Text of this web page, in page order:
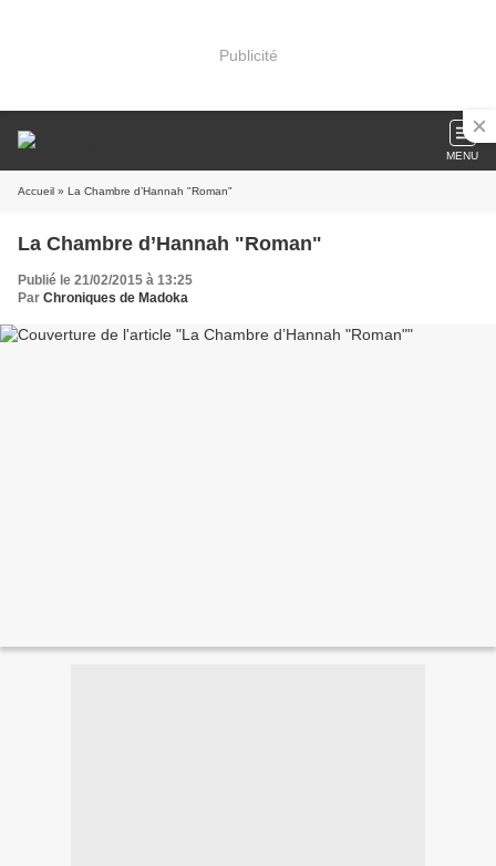
Publicité
MENU
Accueil » La Chambre d’Hannah "Roman"
La Chambre d’Hannah "Roman"
Publié le 21/02/2015 à 13:25
Par Chroniques de Madoka